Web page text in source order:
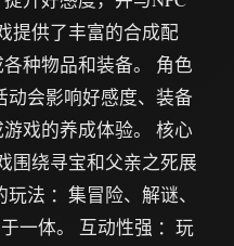
提供了丰富的合成配
种物品和装备。 角色
会影响好感度、装备
戏的养成体验。 核心
围绕寻宝和父亲之死展
法 ：集冒险、解谜、
一体。 互动性强 ：玩